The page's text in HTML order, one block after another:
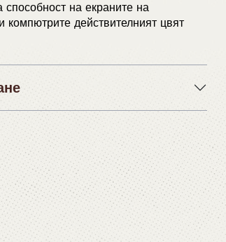
способност на екраните на
компютрите действителният цвят